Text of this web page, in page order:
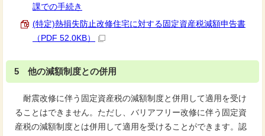
課での手続き
(特定)熱損失防止改修住宅に対する固定資産税減額申告書
（PDF 52.0KB）
5 他の減額制度との併用
耐震改修に伴う固定資産税の減額制度と併用して適用を受け
ることはできません。ただし、バリアフリー改修に伴う固定資
産税の減額制度とは併用して適用を受けることができます。認